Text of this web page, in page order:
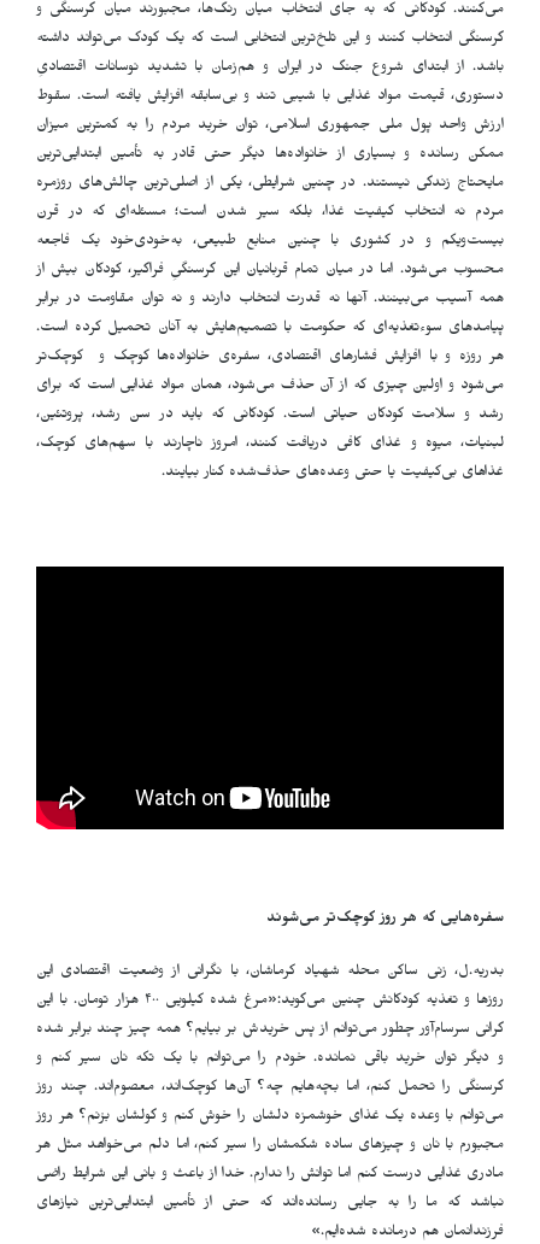
می‌کنند. کودکانی که به جای انتخاب میان رنگ‌ها، مجبورند میان گرسنگی و
گرسنگی انتخاب کنند و این تلخ‌ترین انتخابی است که یک کودک می‌تواند داشته
باشد. از ابتدای شروع جنگ در ایران و هم‌زمان با تشدید نوسانات اقتصادیِ
دستوری، قیمت مواد غذایی با شیبی تند و بی‌سابقه افزایش یافته است. سقوط
ارزش واحد پول ملی جمهوری اسلامی، توان خرید مردم را به کمترین میزان
ممکن رسانده و بسیاری از خانواده‌ها دیگر حتی قادر به تأمین ابتدایی‌ترین
مایحتاج زندگی نیستند. در چنین شرایطی، یکی از اصلی‌ترین چالش‌های روزمره
مردم نه انتخاب کیفیت غذا، بلکه سیر شدن است؛ مسئله‌ای که در قرن
بیست‌ویکم و در کشوری با چنین منابع طبیعی، به‌خودی‌خود یک فاجعه
محسوب می‌شود. اما در میان تمام قربانیان این گرسنگیِ فراگیر، کودکان بیش از
همه آسیب می‌بینند. آنها نه قدرت انتخاب دارند و نه توان مقاومت در برابر
پیامدهای سوءتغذیه‌ای که حکومت با تصمیم‌هایش به آنان تحمیل کرده است.
هر روزه و با افزایش فشارهای اقتصادی، سفره‌ی خانواده‌ها کوچک و کوچک‌تر
می‌شود و اولین چیزی که از آن حذف می‌شود، همان مواد غذایی است که برای
رشد و سلامت کودکان حیاتی است. کودکانی که باید در سن رشد، پروتئین،
لبنیات، میوه و غذای کافی دریافت کنند، امروز ناچارند با سهم‌های کوچک،
غذاهای بی‌کیفیت یا حتی وعده‌های حذف‌شده کنار بیایند.
سفره‌هایی که هر روز کوچک‌تر می‌شوند
بدریه.ل، زنی ساکن محله شهیاد کرماشان، با نگرانی از وضعیت اقتصادی این
روزها و تغذیه کودکانش چنین می‌گوید:«مرغ شده کیلویی ۴۰۰ هزار تومان. با این
گرانی سرسام‌آور چطور می‌توانم از پس خریدش بر بیایم؟ همه چیز چند برابر شده
و دیگر توان خرید باقی نمانده. خودم را می‌توانم با یک تکه نان سیر کنم و
گرسنگی را تحمل کنم، اما بچه‌هایم چه؟ آن‌ها کوچک‌اند، معصوم‌اند. چند روز
می‌توانم با وعده یک غذای خوشمزه دلشان را خوش کنم و گولشان بزنم؟ هر روز
مجبورم با نان و چیزهای ساده شکمشان را سیر کنم، اما دلم می‌خواهد مثل هر
مادری غذایی درست کنم اما توانش را ندارم. خدا از باعث و بانی این شرایط راضی
نباشد که ما را به جایی رسانده‌اند که حتی از تأمین ابتدایی‌ترین نیازهای
فرزندانمان هم درمانده شده‌ایم.»